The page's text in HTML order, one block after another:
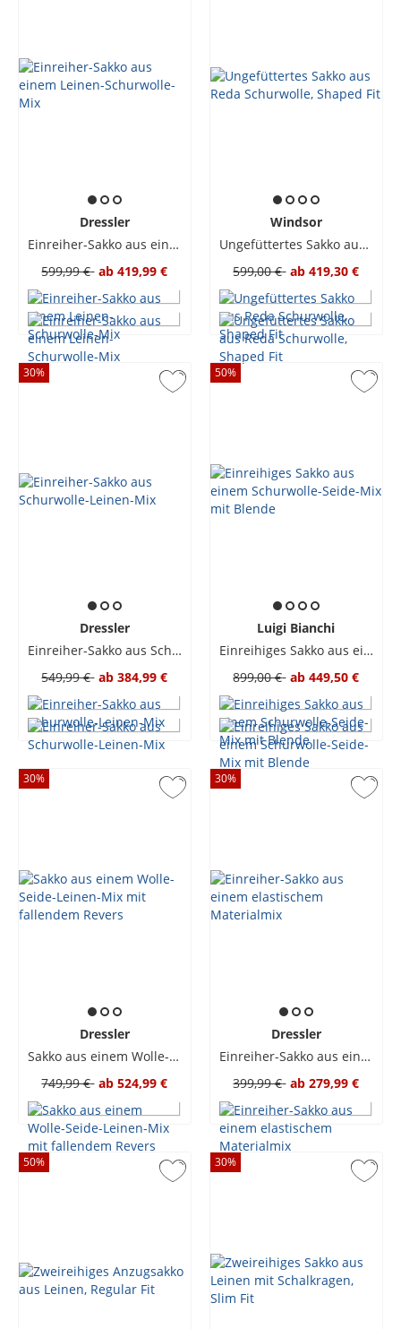
Dressler
Einreiher-Sakko aus einem Leinen-Schurwolle-Mix
599,99 € ab 419,99 €
Windsor
Ungefüttertes Sakko aus Reda Schurwolle, Shaped Fit
599,00 € ab 419,30 €
30%
Dressler
Einreiher-Sakko aus Schurwolle-Leinen-Mix
549,99 € ab 384,99 €
50%
Luigi Bianchi
Einreihiges Sakko aus einem Schurwolle-Seide-Mix mit Blende
899,00 € ab 449,50 €
30%
Dressler
Sakko aus einem Wolle-Seide-Leinen-Mix mit fallendem Revers
749,99 € ab 524,99 €
30%
Dressler
Einreiher-Sakko aus einem elastischem Materialmix
399,99 € ab 279,99 €
50% 30%